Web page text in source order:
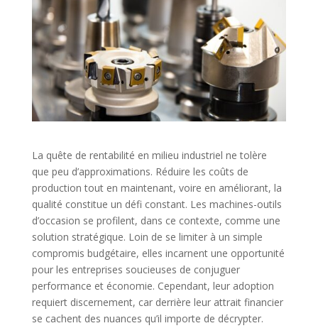
La quête de rentabilité en milieu industriel ne tolère
que peu d’approximations. Réduire les coûts de
production tout en maintenant, voire en améliorant, la
qualité constitue un défi constant. Les machines-outils
d’occasion se profilent, dans ce contexte, comme une
solution stratégique. Loin de se limiter à un simple
compromis budgétaire, elles incarnent une opportunité
pour les entreprises soucieuses de conjuguer
performance et économie. Cependant, leur adoption
requiert discernement, car derrière leur attrait financier
se cachent des nuances qu’il importe de décrypter.